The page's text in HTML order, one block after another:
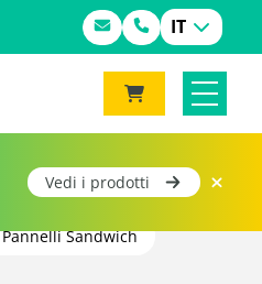
IT
Vedi i prodotti
Pannelli Sandwich